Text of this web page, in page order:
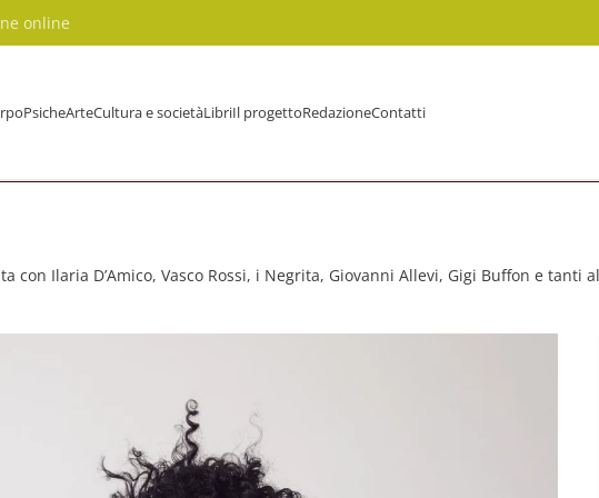
online
PsicheArteCultura e societàLibriIl progettoRedazioneContatti
con Ilaria D’Amico, Vasco Rossi, i Negrita, Giovanni Allevi, Gigi Buffon e tanti